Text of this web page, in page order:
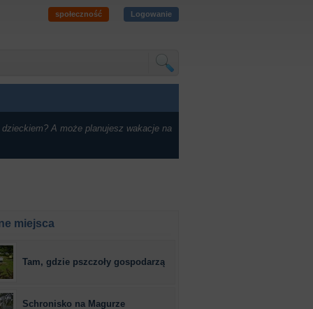
społeczność Logowanie
A może planujesz wakacje na
miejsca
Tam, gdzie pszczoły gospodarzą
Schronisko na Magurze